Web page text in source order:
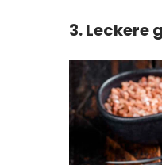
3. Leckere